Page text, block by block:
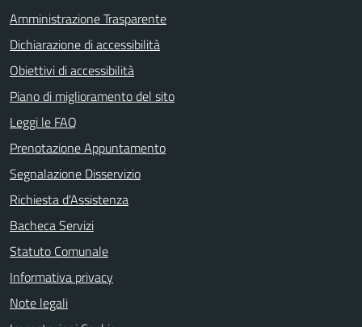
Amministrazione Trasparente
Dichiarazione di accessibilità
Obiettivi di accessibilità
Piano di miglioramento del sito
Leggi le FAQ
Prenotazione Appuntamento
Segnalazione Disservizio
Richiesta d'Assistenza
Bacheca Servizi
Statuto Comunale
Informativa privacy
Note legali